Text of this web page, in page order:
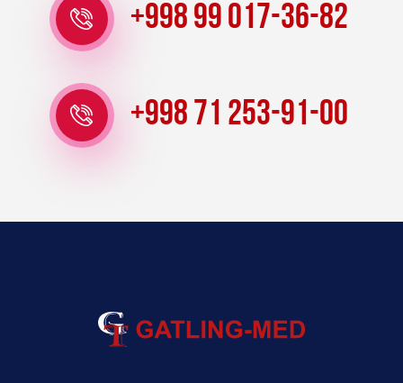
+998 99 017-36-82
+998 71 253-91-00